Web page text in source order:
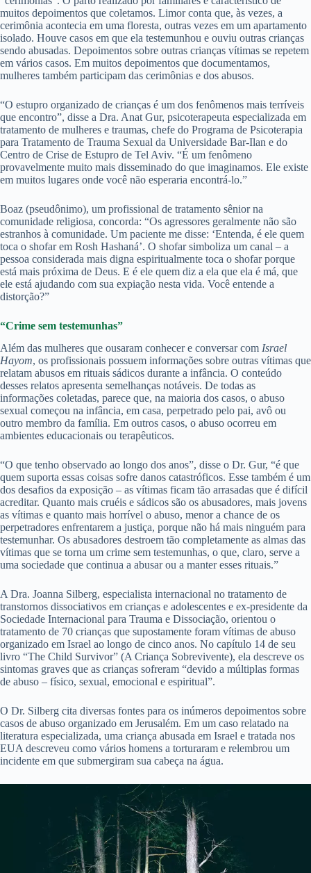
muitos depoimentos que coletamos. Limor conta que, às vezes, a
cerimônia acontecia em uma floresta, outras vezes em um apartamento
isolado. Houve casos em que ela testemunhou e ouviu outras crianças
sendo abusadas. Depoimentos sobre outras crianças vítimas se repetem
em vários casos. Em muitos depoimentos que documentamos,
mulheres também participam das cerimônias e dos abusos.
“O estupro organizado de crianças é um dos fenômenos mais terríveis
que encontro”, disse a Dra. Anat Gur, psicoterapeuta especializada em
tratamento de mulheres e traumas, chefe do Programa de Psicoterapia
para Tratamento de Trauma Sexual da Universidade Bar-Ilan e do
Centro de Crise de Estupro de Tel Aviv. “É um fenômeno
provavelmente muito mais disseminado do que imaginamos. Ele existe
em muitos lugares onde você não esperaria encontrá-lo.”
Boaz (pseudônimo), um profissional de tratamento sênior na
comunidade religiosa, concorda: “Os agressores geralmente não são
estranhos à comunidade. Um paciente me disse: ‘Entenda, é ele quem
toca o shofar em Rosh Hashaná’. O shofar simboliza um canal – a
pessoa considerada mais digna espiritualmente toca o shofar porque
está mais próxima de Deus. E é ele quem diz a ela que ela é má, que
ele está ajudando com sua expiação nesta vida. Você entende a
distorção?”
“Crime sem testemunhas”
Além das mulheres que ousaram conhecer e conversar com Israel
Hayom, os profissionais possuem informações sobre outras vítimas que
relatam abusos em rituais sádicos durante a infância. O conteúdo
desses relatos apresenta semelhanças notáveis. De todas as
informações coletadas, parece que, na maioria dos casos, o abuso
sexual começou na infância, em casa, perpetrado pelo pai, avô ou
outro membro da família. Em outros casos, o abuso ocorreu em
ambientes educacionais ou terapêuticos.
“O que tenho observado ao longo dos anos”, disse o Dr. Gur, “é que
quem suporta essas coisas sofre danos catastróficos. Esse também é um
dos desafios da exposição – as vítimas ficam tão arrasadas que é difícil
acreditar. Quanto mais cruéis e sádicos são os abusadores, mais jovens
as vítimas e quanto mais horrível o abuso, menor a chance de os
perpetradores enfrentarem a justiça, porque não há mais ninguém para
testemunhar. Os abusadores destroem tão completamente as almas das
vítimas que se torna um crime sem testemunhas, o que, claro, serve a
uma sociedade que continua a abusar ou a manter esses rituais.”
A Dra. Joanna Silberg, especialista internacional no tratamento de
transtornos dissociativos em crianças e adolescentes e ex-presidente da
Sociedade Internacional para Trauma e Dissociação, orientou o
tratamento de 70 crianças que supostamente foram vítimas de abuso
organizado em Israel ao longo de cinco anos. No capítulo 14 de seu
livro “The Child Survivor” (A Criança Sobrevivente), ela descreve os
sintomas graves que as crianças sofreram “devido a múltiplas formas
de abuso – físico, sexual, emocional e espiritual”.
O Dr. Silberg cita diversas fontes para os inúmeros depoimentos sobre
casos de abuso organizado em Jerusalém. Em um caso relatado na
literatura especializada, uma criança abusada em Israel e tratada nos
EUA descreveu como vários homens a torturaram e relembrou um
incidente em que submergiram sua cabeça na água.